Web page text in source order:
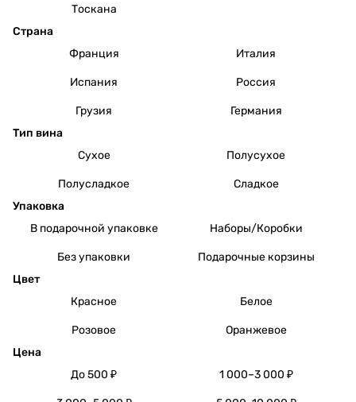
Тоскана
Страна
Франция
Италия
Испания Россия
Грузия
Германия
Тип вина
Сухое
Полусухое
Полусладкое
Сладкое
Упаковка
В подарочной упаковке
Наборы/Коробки
Без упаковки
Подарочные корзины
Цвет
Красное
Белое
Розовое
Оранжевое
Цена
До 500 ₽
1 000–3 000 ₽